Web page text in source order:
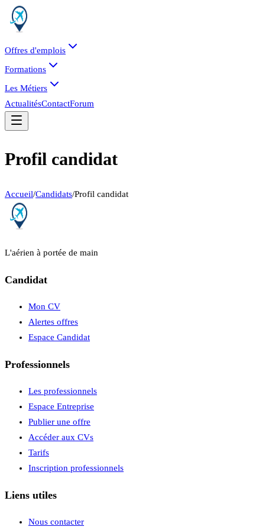
Offres d'emplois
Formations
Les Métiers
ActualitésContactForum
Profil candidat
Accueil/Candidats/Profil candidat
L'aérien à portée de main
Candidat
Mon CV
Alertes offres
Espace Candidat
Professionnels
Les professionnels
Espace Entreprise
Publier une offre
Accéder aux CVs
Tarifs
Inscription professionnels
Liens utiles
Nous contacter